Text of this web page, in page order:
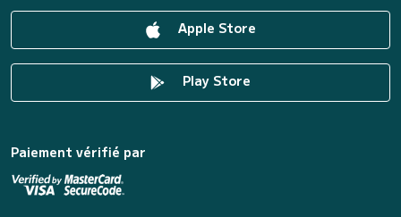
Apple Store
Play Store
Paiement vérifié par